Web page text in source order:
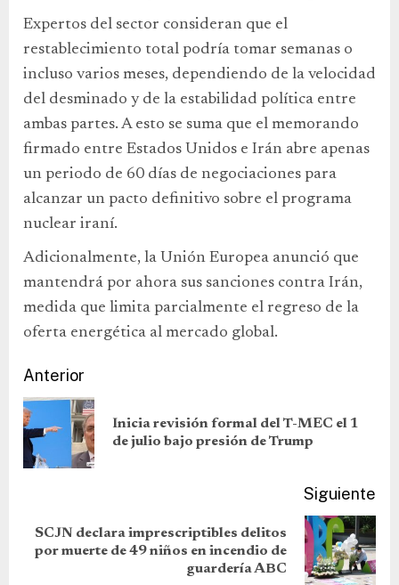
Expertos del sector consideran que el
restablecimiento total podría tomar semanas o
incluso varios meses, dependiendo de la velocidad
del desminado y de la estabilidad política entre
ambas partes. A esto se suma que el memorando
firmado entre Estados Unidos e Irán abre apenas
un periodo de 60 días de negociaciones para
alcanzar un pacto definitivo sobre el programa
nuclear iraní.
Adicionalmente, la Unión Europea anunció que
mantendrá por ahora sus sanciones contra Irán,
medida que limita parcialmente el regreso de la
oferta energética al mercado global.
Anterior
Inicia revisión formal del T-MEC el 1
de julio bajo presión de Trump
Siguiente
SCJN declara imprescriptibles delitos
por muerte de 49 niños en incendio de
guardería ABC